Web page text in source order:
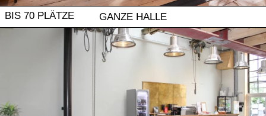
BIS 70 PLÄTZE GANZE HALLE